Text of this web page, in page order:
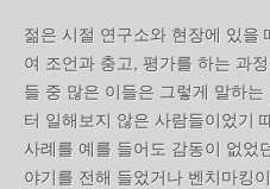
젊은 시절 연구소와 현장에 있을
여 조언과 충고, 평가를 하는 과
들 중 많은 이들은 그렇게 말하
터 일해보지 않은 사람들이었기
사례를 예를 들어도 감동이 없었
야기를 전해 들었거나 벤치마킹